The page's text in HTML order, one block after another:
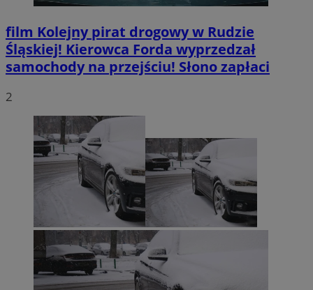
film Kolejny pirat drogowy w Rudzie
Śląskiej! Kierowca Forda wyprzedzał
samochody na przejściu! Słono zapłaci
2